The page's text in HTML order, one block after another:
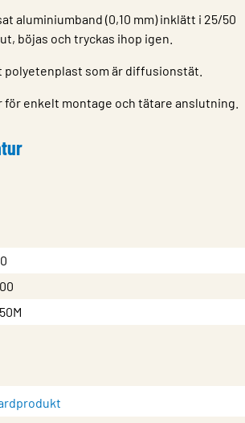
aluminiumband (0,10 mm) inklätt i 25/50
böjas och tryckas ihop igen.
som är diffusionstät.
enkelt montage och tätare anslutning.